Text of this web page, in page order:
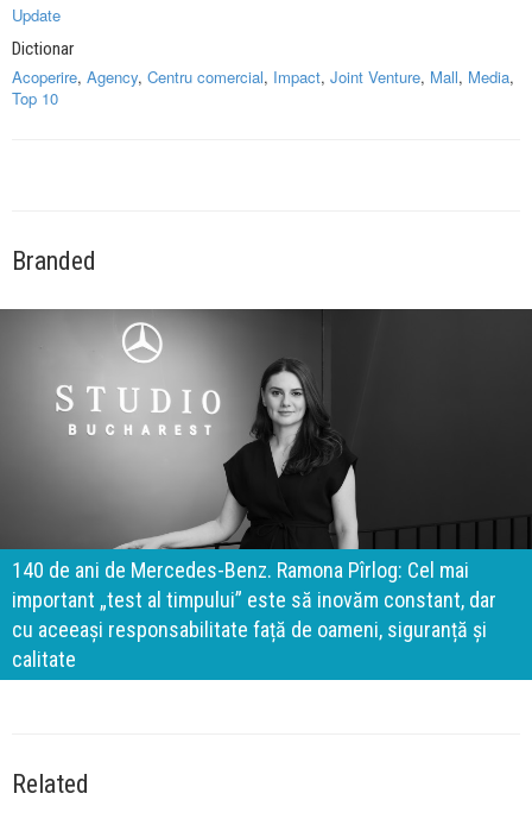
Update
Dictionar
Acoperire, Agency, Centru comercial, Impact, Joint Venture, Mall, Media,
Top 10
Branded
140 de ani de Mercedes-Benz. Ramona Pîrlog: Cel mai
important „test al timpului” este să inovăm constant, dar
cu aceeași responsabilitate față de oameni, siguranță și
calitate
Related